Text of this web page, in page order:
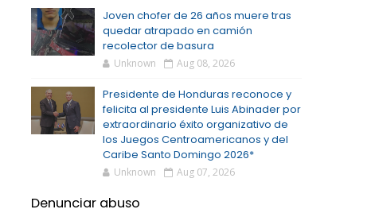
Joven chofer de 26 años muere tras
quedar atrapado en camión
recolector de basura
Unknown Aug 08, 2026
Presidente de Honduras reconoce y
felicita al presidente Luis Abinader por
extraordinario éxito organizativo de
los Juegos Centroamericanos y del
Caribe Santo Domingo 2026*
Unknown Aug 07, 2026
Denunciar abuso